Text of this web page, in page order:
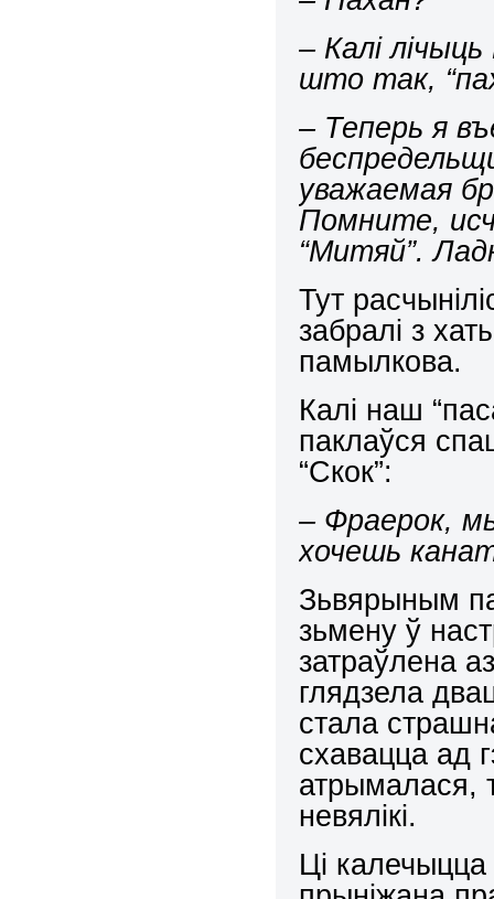
– Калі
што так,
– Теперь я
уважаемая
Помните,
“Митяй”.
Тут
забралі з
памылкова.
Калі наш
паклаўся
“Скок”:
– Фраерок,
хочешь
Зьвярыным
зьмену ў
затраўлена
глядзела
стала
схавацца ад
атрымалася,
невялікі.
Ці